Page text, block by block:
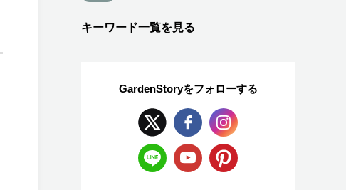
キーワード一覧を見る
GardenStoryをフォローする